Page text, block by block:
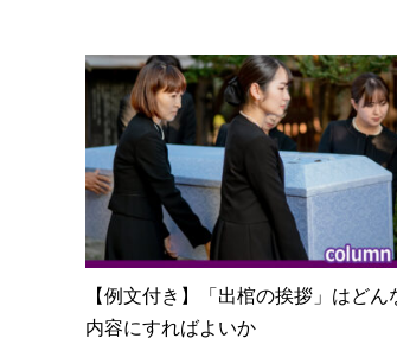
【例文付き】「出棺の挨拶」はどん
内容にすればよいか